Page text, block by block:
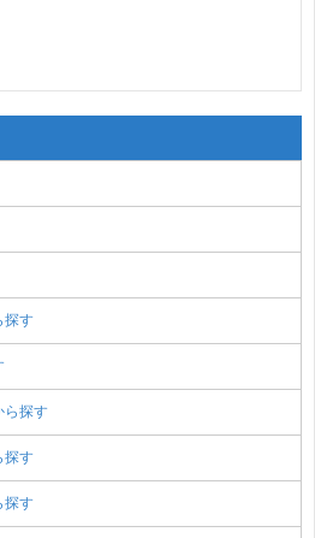
探す
ら探す
探す
探す